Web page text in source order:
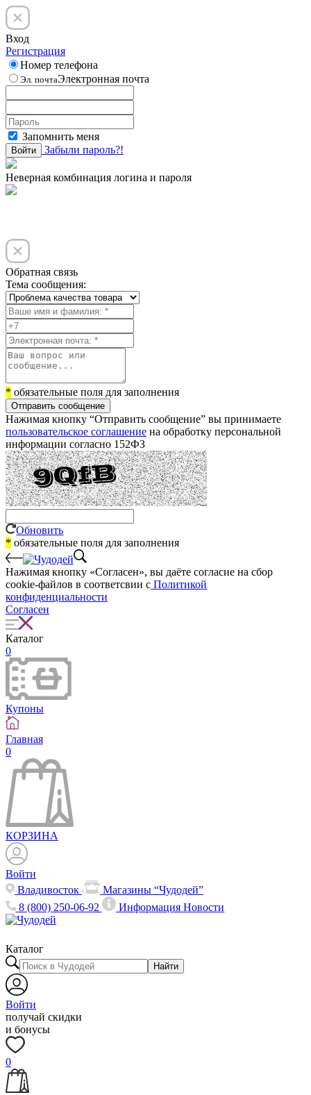
Вход
Регистрация
Номер телефона
Эл. почтаЭлектронная почта
Запомнить меня
Войти Забыли пароль?!
Неверная комбинация логина и пароля
Обратная связь
Тема сообщения:
* обязательные поля для заполнения
Отправить сообщение
Нажимая кнопку “Отправить сообщение” вы принимаете
пользовательское соглашение на обработку персональной
информации согласно 152ФЗ
Обновить
* обязательные поля для заполнения
Нажимая кнопку «Согласен», вы даёте cогласие на сбор
cookie-файлов в соответсвии с Политикой
конфиденциальности
Согласен
Каталог
0
Купоны
Главная
0
КОРЗИНА
Войти
Владивосток
Магазины “Чудодей”
8 (800) 250-06-92
ИнформацияНовости
Каталог
Найти
Войти
получай скидки
и бонусы
0